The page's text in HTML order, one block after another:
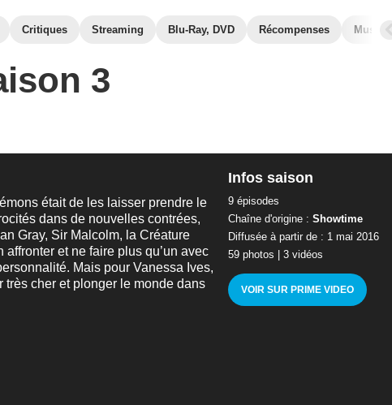
Critiques Streaming Blu-Ray, DVD Récompenses Musique
3
était de les laisser prendre le
dans de nouvelles contrées,
Gray, Sir Malcolm, la Créature
et ne faire plus qu’un avec
Mais pour Vanessa Ives,
cher et plonger le monde dans
Infos saison
9 épisodes
Chaîne d'origine : Showtime
Diffusée à partir de : 1 mai 2016
59 photos
3 vidéos
VOIR SUR PRIME VIDEO